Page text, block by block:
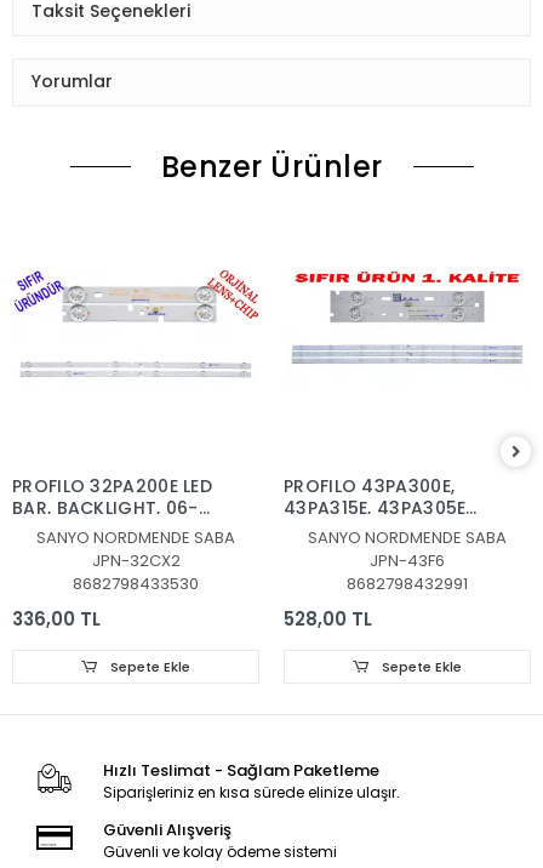
Taksit Seçenekleri
Yorumlar
Benzer Ürünler
PROFILO 32PA200E LED
BAR, BACKLIGHT, 06-
32C2X6-618-M10W14-
NEW LED BAR , 06-
32C2X6-618-M07W14,
JL.D32061330-032BS-
M_V02, 3V 618MM
SANYO NORDMENDE SABA
JPN-32CX2
8682798433530
336,00 TL
Sepete Ekle
PROFILO 43PA300E,
43PA315E, 43PA305E
LED BAR , 06-43F6-
3X8-852X18-170903
LED BAR BACKLIGHT ,
profilo 43pa300e led
bar
SANYO NORDMENDE SABA
JPN-43F6
8682798432991
528,00 TL
Sepete Ekle
Hızlı Teslimat - Sağlam Paketleme
Siparişleriniz en kısa sürede elinize ulaşır.
Güvenli Alışveriş
Güvenli ve kolay ödeme sistemi